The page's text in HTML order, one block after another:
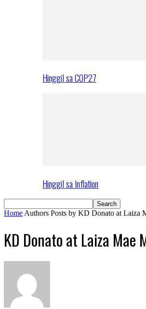
Hinggil sa COP27
Hinggil sa Inflation
Home Authors Posts by KD Donato at Laiza
KD Donato at Laiza Mae